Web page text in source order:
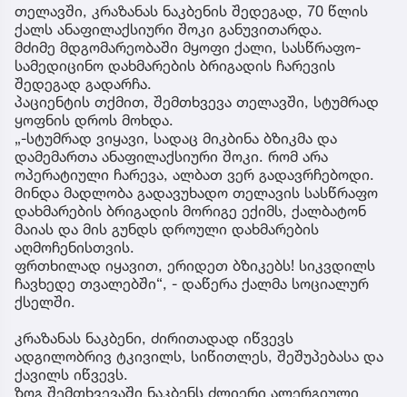
თელავში, კრაზანას ნაკბენის შედეგად, 70 წლის
ქალს ანაფილაქსიური შოკი განუვითარდა.
მძიმე მდგომარეობაში მყოფი ქალი, სასწრაფო-
სამედიცინო დახმარების ბრიგადის ჩარევის
შედეგად გადარჩა.
პაციენტის თქმით, შემთხვევა თელავში, სტუმრად
ყოფნის დროს მოხდა.
„-სტუმრად ვიყავი, სადაც მიკბინა ბზიკმა და
დამემართა ანაფილაქსიური შოკი. რომ არა
ოპერატიული ჩარევა, ალბათ ვერ გადავრჩებოდი.
მინდა მადლობა გადავუხადო თელავის სასწრაფო
დახმარების ბრიგადის მორიგე ექიმს, ქალბატონ
მაიას და მის გუნდს დროული დახმარების
აღმოჩენისთვის.
ფრთხილად იყავით, ერიდეთ ბზიკებს! სიკვდილს
ჩავხედე თვალებში“, - დაწერა ქალმა სოციალურ
ქსელში.
კრაზანას ნაკბენი, ძირითადად იწვევს
ადგილობრივ ტკივილს, სიწითლეს, შეშუპებასა და
ქავილს იწვევს.
ზოგ შემთხვევაში ნაკბენს ძლიერი ალერგიული